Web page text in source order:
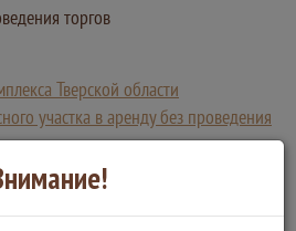
торгов
Тверской области
участка в аренду без проведения